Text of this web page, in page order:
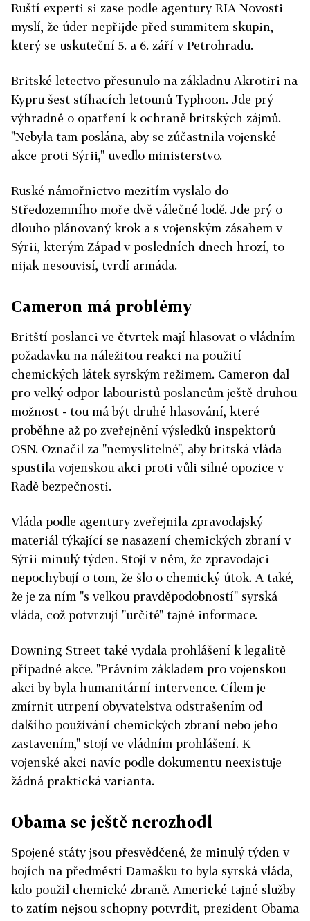
Ruští experti si zase podle agentury RIA Novosti
myslí, že úder nepřijde před summitem skupin,
který se uskuteční 5. a 6. září v Petrohradu.
Britské letectvo přesunulo na základnu Akrotiri na
Kypru šest stíhacích letounů Typhoon. Jde prý
výhradně o opatření k ochraně britských zájmů.
"Nebyla tam poslána, aby se zúčastnila vojenské
akce proti Sýrii," uvedlo ministerstvo.
Ruské námořnictvo mezitím vyslalo do
Středozemního moře dvě válečné lodě. Jde prý o
dlouho plánovaný krok a s vojenským zásahem v
Sýrii, kterým Západ v posledních dnech hrozí, to
nijak nesouvisí, tvrdí armáda.
Cameron má problémy
Britští poslanci ve čtvrtek mají hlasovat o vládním
požadavku na náležitou reakci na použití
chemických látek syrským režimem. Cameron dal
pro velký odpor labouristů poslancům ještě druhou
možnost - tou má být druhé hlasování, které
proběhne až po zveřejnění výsledků inspektorů
OSN. Označil za "nemyslitelné", aby britská vláda
spustila vojenskou akci proti vůli silné opozice v
Radě bezpečnosti.
Vláda podle agentury zveřejnila zpravodajský
materiál týkající se nasazení chemických zbraní v
Sýrii minulý týden. Stojí v něm, že zpravodajci
nepochybují o tom, že šlo o chemický útok. A také,
že je za ním "s velkou pravděpodobností" syrská
vláda, což potvrzují "určité" tajné informace.
Downing Street také vydala prohlášení k legalitě
případné akce. "Právním základem pro vojenskou
akci by byla humanitární intervence. Cílem je
zmírnit utrpení obyvatelstva odstrašením od
dalšího používání chemických zbraní nebo jeho
zastavením," stojí ve vládním prohlášení. K
vojenské akci navíc podle dokumentu neexistuje
žádná praktická varianta.
Obama se ještě nerozhodl
Spojené státy jsou přesvědčené, že minulý týden v
bojích na předměstí Damašku to byla syrská vláda,
kdo použil chemické zbraně. Americké tajné služby
to zatím nejsou schopny potvrdit, prezident Obama